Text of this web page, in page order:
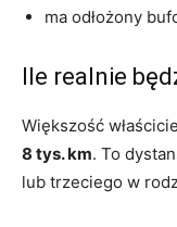
ma odłożony
Ile realnie
Większość
8 tys. km. To
lub trzeciego w